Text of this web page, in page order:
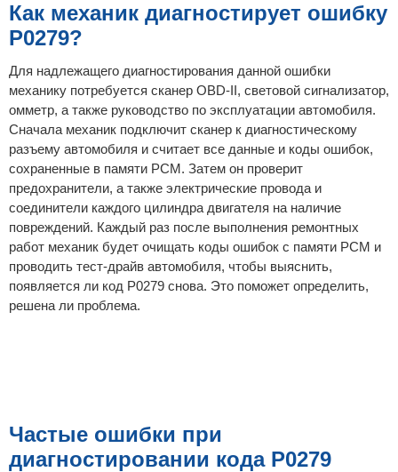
Как механик диагностирует ошибку
P0279?
Для надлежащего диагностирования данной ошибки
механику потребуется сканер OBD-II, световой сигнализатор,
омметр, а также руководство по эксплуатации автомобиля.
Сначала механик подключит сканер к диагностическому
разъему автомобиля и считает все данные и коды ошибок,
сохраненные в памяти PCM. Затем он проверит
предохранители, а также электрические провода и
соединители каждого цилиндра двигателя на наличие
повреждений. Каждый раз после выполнения ремонтных
работ механик будет очищать коды ошибок с памяти PCM и
проводить тест-драйв автомобиля, чтобы выяснить,
появляется ли код P0279 снова. Это поможет определить,
решена ли проблема.
Частые ошибки при
диагностировании кода P0279